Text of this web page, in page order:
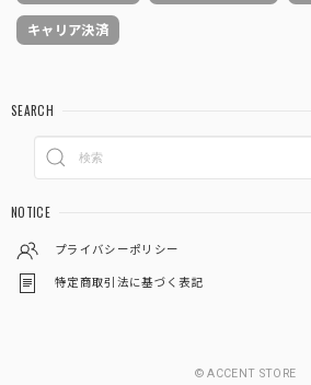
キャリア決済
SEARCH
NOTICE
プライバシーポリシー
特定商取引法に基づく表記
© ACCENT STORE